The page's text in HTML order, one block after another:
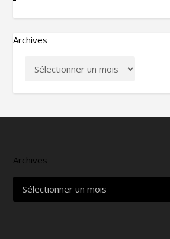
Archives
Archives